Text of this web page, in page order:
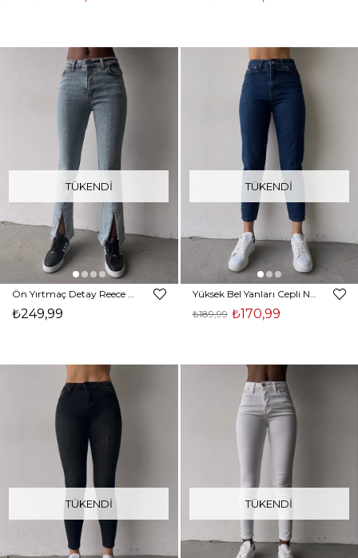
TÜKENDI
Ön Yırtmaç Detay Reece Kadın Yüksel Bel Mavi Jean 22Y000246
₺249,99
TÜKENDI
Yüksek Bel Yanları Cepli Nancy Kadın Mavi Jean 22K000557
₺170,99
₺189,99
TÜKENDI TÜKENDI